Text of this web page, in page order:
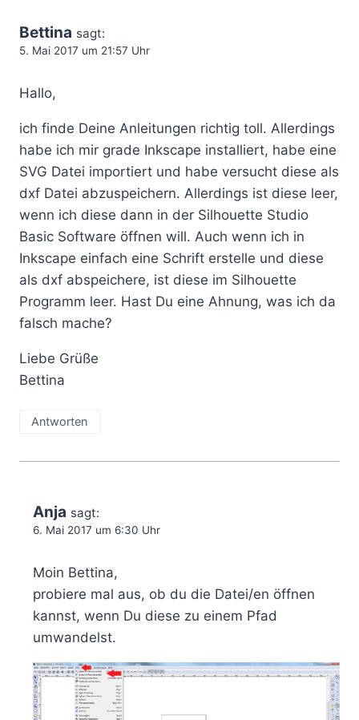
Bettina sagt:
5. Mai 2017 um 21:57 Uhr
Hallo,
ich finde Deine Anleitungen richtig toll. Allerdings
habe ich mir grade Inkscape installiert, habe eine
SVG Datei importiert und habe versucht diese als
dxf Datei abzuspeichern. Allerdings ist diese leer,
wenn ich diese dann in der Silhouette Studio
Basic Software öffnen will. Auch wenn ich in
Inkscape einfach eine Schrift erstelle und diese
als dxf abspeichere, ist diese im Silhouette
Programm leer. Hast Du eine Ahnung, was ich da
falsch mache?
Liebe Grüße
Bettina
Antworten
Anja sagt:
6. Mai 2017 um 6:30 Uhr
Moin Bettina,
probiere mal aus, ob du die Datei/en öffnen
kannst, wenn Du diese zu einem Pfad
umwandelst.